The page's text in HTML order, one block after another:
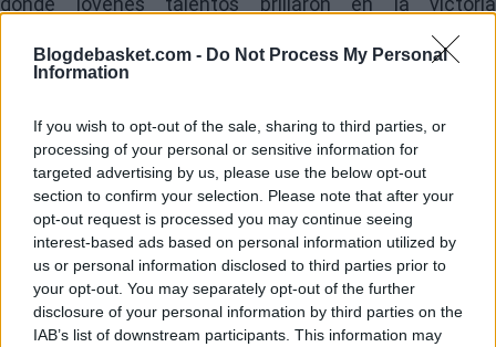
Blogdebasket.com - Do Not Process My Personal
Information
If you wish to opt-out of the sale, sharing to third parties, or
processing of your personal or sensitive information for
targeted advertising by us, please use the below opt-out
section to confirm your selection. Please note that after your
opt-out request is processed you may continue seeing
interest-based ads based on personal information utilized by
us or personal information disclosed to third parties prior to
your opt-out. You may separately opt-out of the further
disclosure of your personal information by third parties on the
IAB’s list of downstream participants. This information may